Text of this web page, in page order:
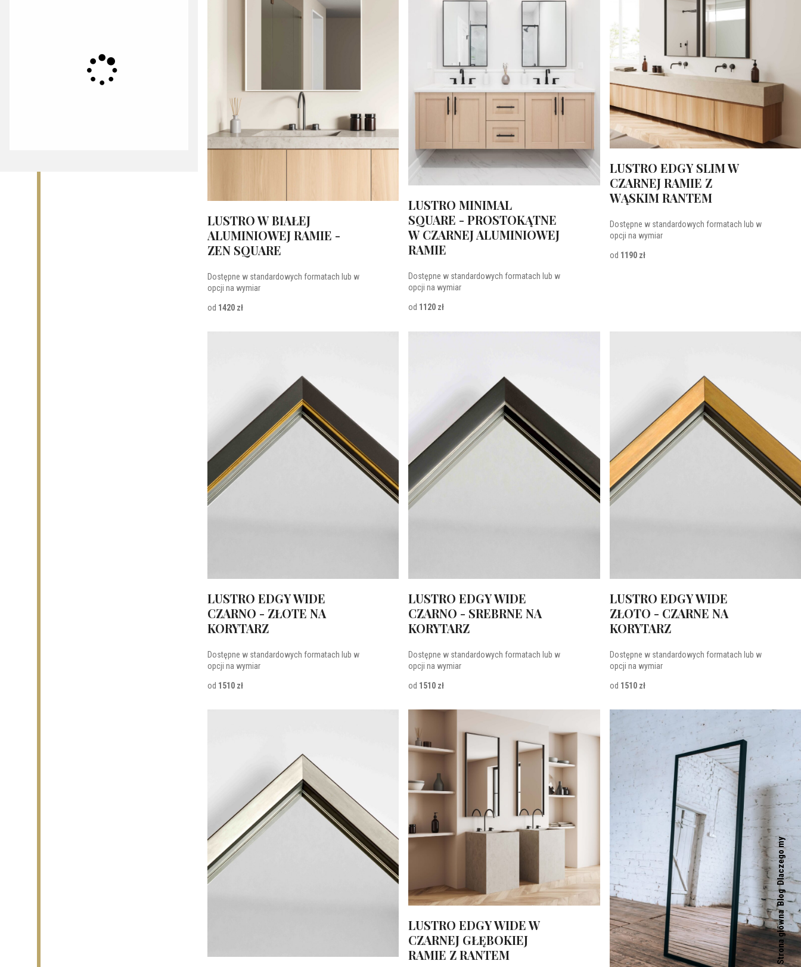
Dlaczego my
Blog
Strona główna
LUSTRO W BIAŁEJ
ALUMINIOWEJ RAMIE -
ZEN SQUARE
Dostępne w standardowych formatach lub w
opcji na wymiar
od 1420 zł
LUSTRO MINIMAL
SQUARE - PROSTOKĄTNE
W CZARNEJ ALUMINIOWEJ
RAMIE
Dostępne w standardowych formatach lub w
opcji na wymiar
od 1120 zł
LUSTRO EDGY SLIM W
CZARNEJ RAMIE Z
WĄSKIM RANTEM
Dostępne w standardowych formatach lub w
opcji na wymiar
od 1190 zł
LUSTRO EDGY WIDE
CZARNO - ZŁOTE NA
KORYTARZ
Dostępne w standardowych formatach lub w
opcji na wymiar
od 1510 zł
LUSTRO EDGY WIDE
CZARNO - SREBRNE NA
KORYTARZ
Dostępne w standardowych formatach lub w
opcji na wymiar
od 1510 zł
LUSTRO EDGY WIDE
ZŁOTO - CZARNE NA
KORYTARZ
Dostępne w standardowych formatach lub w
opcji na wymiar
od 1510 zł
LUSTRO EDGY WIDE W
CZARNEJ GŁĘBOKIEJ
RAMIE Z RANTEM